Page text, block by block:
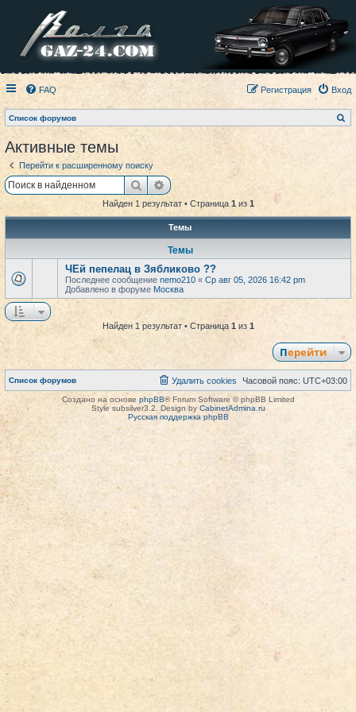
FAQ Вход
Регистрация
Список форумов
о
Активные темы
Перейти к расширенному поиску
ПоискРасширенный поиск
Найден 1 результат • Страница 1из 1
Темы
Темы
ЧЕй пепелац в Зябликово ??
Последнее сообщение nemo210 « Ср авг 05, 2026 16:42 pm
Добавлено в форуме Москва
Найден 1 результат • Страница 1из 1
Перейти
Список форумов Часовой пояс: UTC+03:00
Удалить cookies
Создано на основе phpBB® Forum Software © phpBB Limited
Style subsilver3.2. Design by CabinetAdmina.ru
Русская поддержка phpBB